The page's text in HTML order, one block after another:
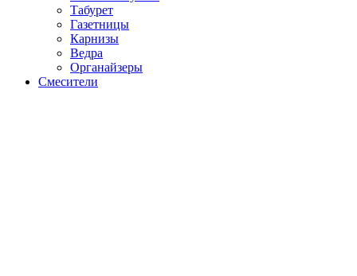
Табурет
Газетницы
Карнизы
Ведра
Органайзеры
Смесители